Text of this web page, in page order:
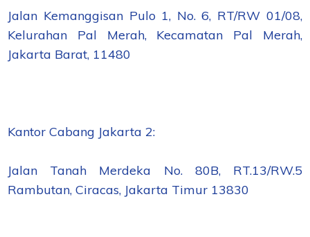
Jalan Kemanggisan Pulo 1, No. 6, RT/RW 01/08,
Kelurahan Pal Merah, Kecamatan Pal Merah,
Jakarta Barat, 11480
Kantor Cabang Jakarta 2:
Jalan Tanah Merdeka No. 80B, RT.13/RW.5
Rambutan, Ciracas, Jakarta Timur 13830